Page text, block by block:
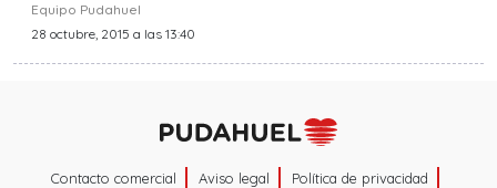
Equipo Pudahuel
28 octubre, 2015 a las 13:40
Contacto comercial Aviso legal
Política de privacidad